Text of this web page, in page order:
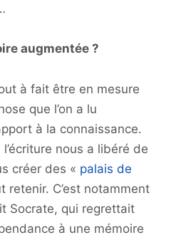
augmentée ?
à fait être en mesure
que l’on a lu
à la connaissance.
nous a libéré de
créer des « palais de
retenir. C’est notamment
Socrate, qui regrettait
à une mémoire